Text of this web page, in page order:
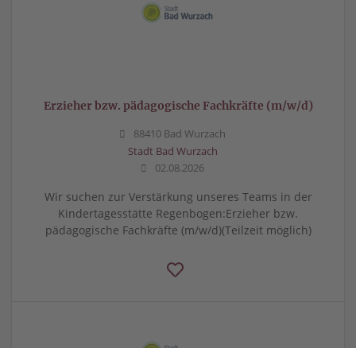
Erzieher bzw. pädagogische Fachkräfte (m/w/d)
88410 Bad Wurzach
Stadt Bad Wurzach
02.08.2026
Wir suchen zur Verstärkung unseres Teams in der
Kindertagesstätte Regenbogen:Erzieher bzw.
pädagogische Fachkräfte (m/w/d)(Teilzeit möglich)